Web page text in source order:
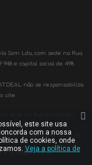
Som Lda, com sede na Rua
948 e capital social de 498
não se responsabiliza
site.
social de 498 797,90€.
da Radiobela Som Lda
IVA
este site usa
com a nossa
de cookies, onde
Veja a política de